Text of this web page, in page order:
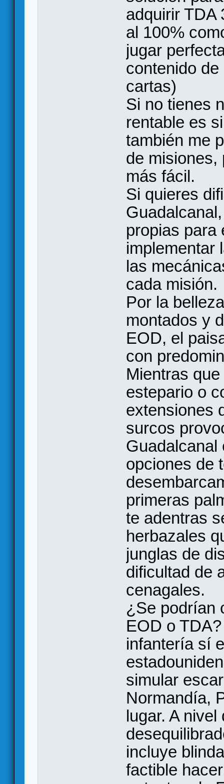
adquirir TDA
al 100%
jugar
contenido
cartas)
Si no tienes
rentable es
también me
de misiones,
más fácil.
Si quieres
propias para
implementar
las
cada misión.
Por la
montados y
EOD, el
con
Mientras
estepario o
extensiones
surcos
Guadalcanal
opciones de
primeras
te adentras
herbazales
junglas de
dificultad de
cenagales.
¿Se podrían
EOD o
infantería sí
simular
Normandía,
lugar. A
incluye
factible